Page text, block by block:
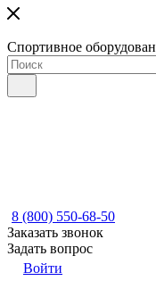
Спортивное
8 (800) 550-68-50
Заказать звонок
Задать вопрос
Войти